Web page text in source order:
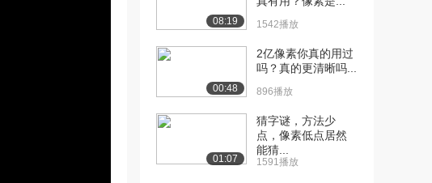
08:19 1542播放
00:48
2亿像素你真的用过
吗？真的更清晰吗...
896播放
01:07
猜字谜，方法少
点，像素低点居然
能猜...
1591播放